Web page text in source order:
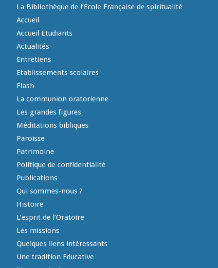
La Bibliothèque de l’Ecole Française de spiritualité
Accueil
Accueil Etudiants
Actualités
Entretiens
Etablissements scolaires
Flash
La communion oratorienne
Les grandes figures
Méditations bibliques
Paroisse
Patrimoine
Politique de confidentialité
Publications
Qui sommes-nous ?
Histoire
L’esprit de l’Oratoire
Les missions
Quelques liens intéressants
Une tradition Educative